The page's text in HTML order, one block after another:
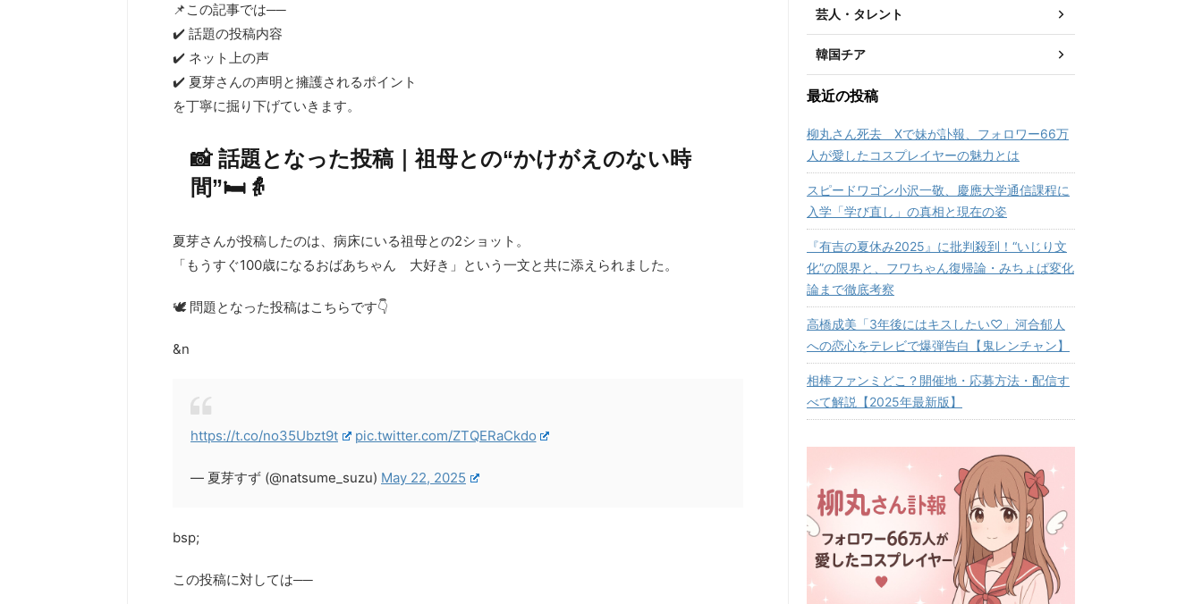
📌この記事では──
✔️ 話題の投稿内容
✔️ ネット上の声
✔️ 夏芽さんの声明と擁護されるポイント
を丁寧に掘り下げていきます。
📸 話題となった投稿｜祖母との“かけがえのない時
間”🛏️👵
夏芽さんが投稿したのは、病床にいる祖母との2ショット。
「もうすぐ100歳になるおばあちゃん 大好き」という一文と共に添えられました。
🕊️ 問題となった投稿はこちらです👇
&n
https://t.co/no35Ubzt9t pic.twitter.com/ZTQERaCkdo
— 夏芽すず (@natsume_suzu) May 22, 2025
bsp;
この投稿に対しては──
芸人・タレント
韓国チア
最近の投稿
柳丸さん死去 Xで妹が訃報、フォロワー66万
人が愛したコスプレイヤーの魅力とは
スピードワゴン小沢一敬、慶應大学通信課程に
入学「学び直し」の真相と現在の姿
『有吉の夏休み2025』に批判殺到！“いじり文
化”の限界と、フワちゃん復帰論・みちょぱ変化
論まで徹底考察
高橋成美「3年後にはキスしたい♡」河合郁人
への恋心をテレビで爆弾告白【鬼レンチャン】
相棒ファンミどこ？開催地・応募方法・配信す
べて解説【2025年最新版】